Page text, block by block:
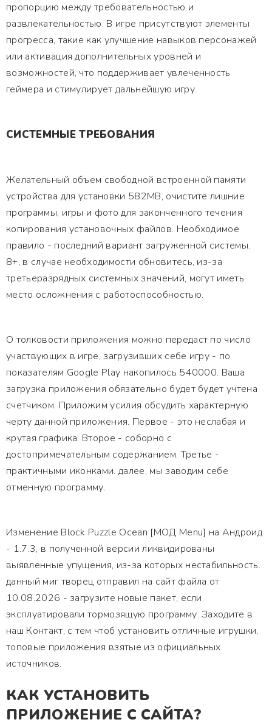
пропорцию между требовательностью и
развлекательностью. В игре присутствуют элементы
прогресса, такие как улучшение навыков персонажей
или активация дополнительных уровней и
возможностей, что поддерживает увлеченность
геймера и стимулирует дальнейшую игру.
СИСТЕМНЫЕ ТРЕБОВАНИЯ
Желательный объем свободной встроенной памяти
устройства для установки 582MB, очистите лишние
программы, игры и фото для законченного течения
копирования установочных файлов. Необходимое
правило - последний вариант загруженной системы.
8+, в случае необходимости обновитесь, из-за
третьеразрядных системных значений, могут иметь
место осложнения с работоспособностью.
О толковости приложения можно передаст по число
участвующих в игре, загрузивших себе игру - по
показателям Google Play накопилось 540000. Ваша
загрузка приложения обязательно будет будет учтена
счетчиком. Приложим усилия обсудить характерную
черту данной приложения. Первое - это неслабая и
крутая графика. Второе - соборно с
достопримечательным содержанием. Третье -
практичными иконками. далее, мы заводим себе
отменную программу.
Изменение Block Puzzle Ocean [МОД Menu] на Андроид
- 1.7.3, в полученной версии ликвидированы
выявленные упущения, из-за которых нестабильность.
данный миг творец отправил на сайт файла от
10.08.2026 - загрузите новые пакет, если
эксплуатировали тормозящую программу. Заходите в
наш Контакт, с тем чтоб установить отличные игрушки,
топовые приложения взятые из официальных
источников.
КАК УСТАНОВИТЬ
ПРИЛОЖЕНИЕ С САЙТА?